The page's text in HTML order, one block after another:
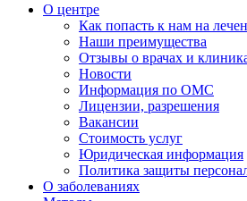
О центре
Как попасть к нам на
Наши преимущества
Отзывы о врачах и
Новости
Информация по ОМС
Лицензии, разрешения
Вакансии
Стоимость услуг
Юридическая информация
Политика защиты
О заболеваниях